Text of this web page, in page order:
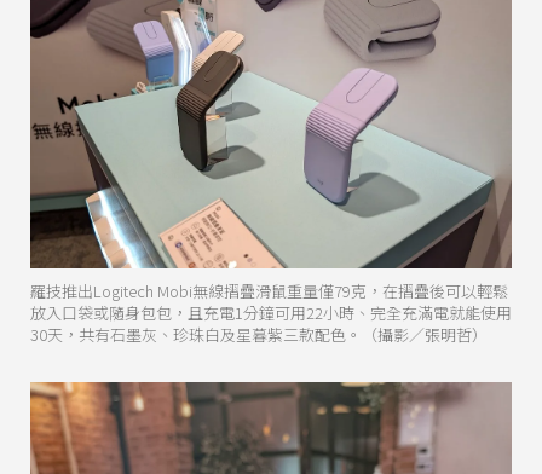
羅技推出Logitech Mobi無線摺疊滑鼠重量僅79克，在摺疊後可以輕鬆
放入口袋或隨身包包，且充電1分鐘可用22小時、完全充滿電就能使用
30天，共有石墨灰、珍珠白及星暮紫三款配色。（攝影／張明哲）